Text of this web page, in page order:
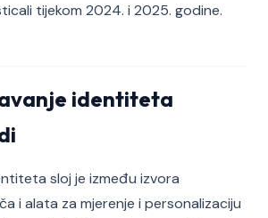
tijekom 2024. i 2025. godine.
identiteta
sloj je između izvora
i alata za mjerenje i personalizaciju